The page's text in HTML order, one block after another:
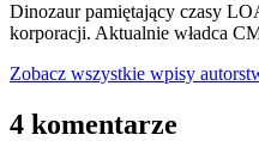
Dinozaur pamiętający czasy
korporacji. Aktualnie władca
Zobacz wszystkie wpisy
4 komentarze